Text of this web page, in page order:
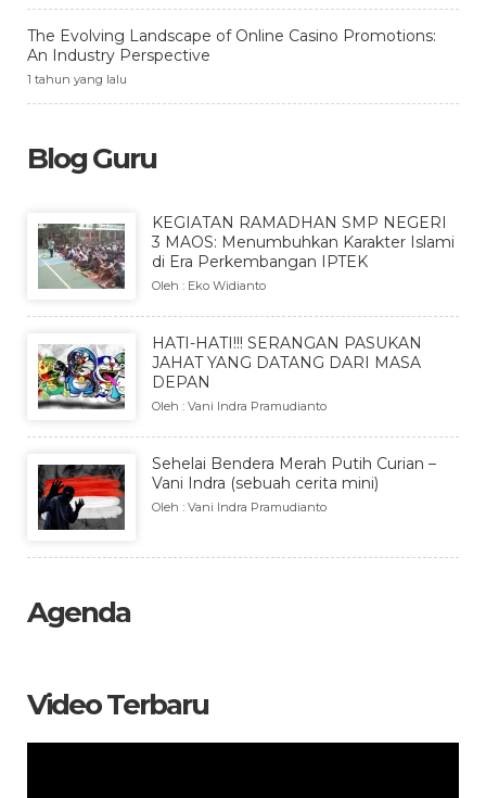
The Evolving Landscape of Online Casino Promotions:
An Industry Perspective
1 tahun yang lalu
Blog Guru
KEGIATAN RAMADHAN SMP NEGERI
3 MAOS: Menumbuhkan Karakter Islami
di Era Perkembangan IPTEK
Oleh : Eko Widianto
HATI-HATI!!! SERANGAN PASUKAN
JAHAT YANG DATANG DARI MASA
DEPAN
Oleh : Vani Indra Pramudianto
Sehelai Bendera Merah Putih Curian –
Vani Indra (sebuah cerita mini)
Oleh : Vani Indra Pramudianto
Agenda
Video Terbaru